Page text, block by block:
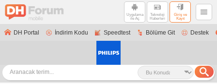
Uygulama
ile Aç
Teknoloji
Haberleri
Giriş ve
Kayıt
DH Portal İndirim Kodu Speedtest Bölüme Git Destek